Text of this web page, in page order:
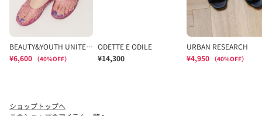
ショップトップへ